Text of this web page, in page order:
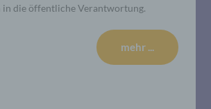
in die öffentliche Verantwortung.
mehr ...